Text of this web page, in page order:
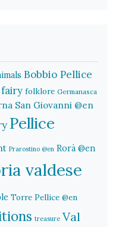
Bobbio Pellice
fairy folklore Germanasca
San Giovanni @en
Pellice
Prarostino @en Rorà @en
valdese
Torre Pellice @en
treasure Val